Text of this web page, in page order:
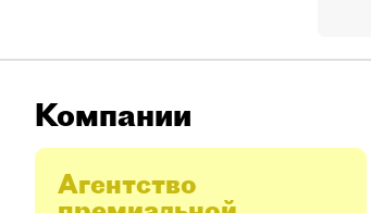
Компании
Агентство